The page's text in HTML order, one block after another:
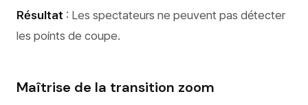
Résultat : Les spectateurs ne peuvent pas détecter
les points de coupe.
Maîtrise de la transition zoom